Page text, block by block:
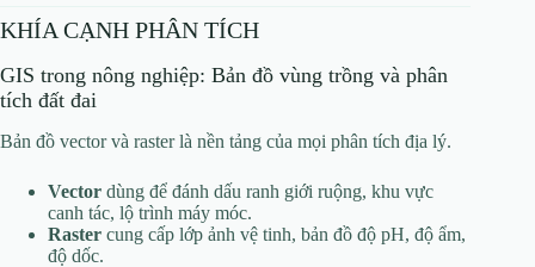
KHÍA CẠNH PHÂN TÍCH
GIS trong nông nghiệp: Bản đồ vùng trồng và phân
tích đất đai
Bản đồ vector và raster là nền tảng của mọi phân tích địa lý.
Vector dùng để đánh dấu ranh giới ruộng, khu vực
canh tác, lộ trình máy móc.
Raster cung cấp lớp ảnh vệ tinh, bản đồ độ pH, độ ẩm,
độ dốc.